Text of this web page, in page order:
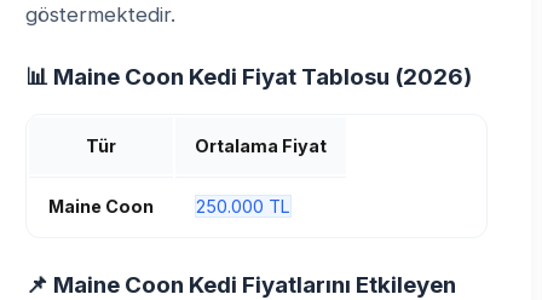
göstermektedir.
📊 Maine Coon Kedi Fiyat Tablosu (2026)
Tür Ortalama Fiyat
Maine Coon 250.000 TL
📌 Maine Coon Kedi Fiyatlarını Etkileyen